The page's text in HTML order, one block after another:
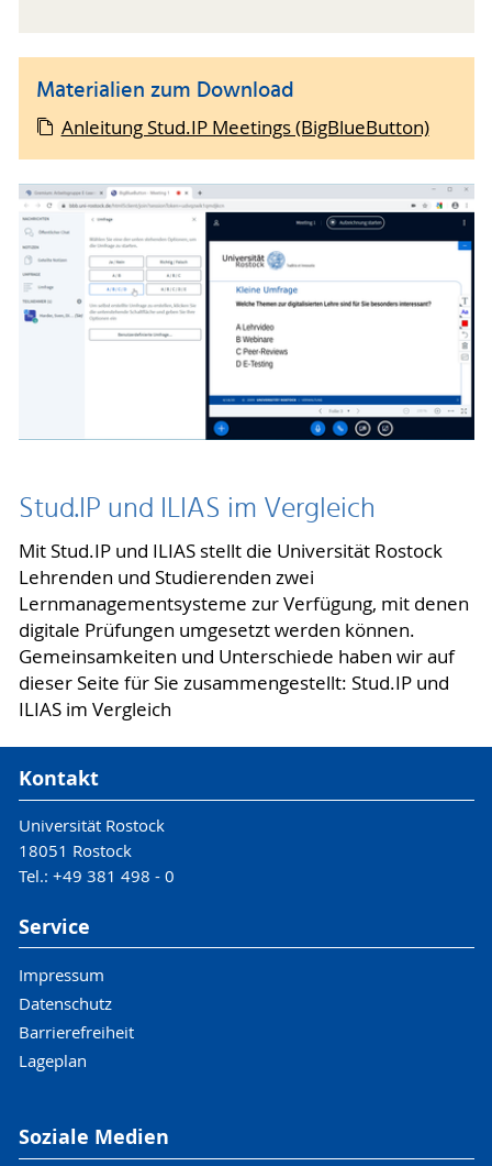
Materialien zum Download
Anleitung Stud.IP Meetings (BigBlueButton)
Stud.IP und ILIAS im Vergleich
Mit Stud.IP und ILIAS stellt die Universität Rostock
Lehrenden und Studierenden zwei
Lernmanagementsysteme zur Verfügung, mit denen
digitale Prüfungen umgesetzt werden können.
Gemeinsamkeiten und Unterschiede haben wir auf
dieser Seite für Sie zusammengestellt: Stud.IP und
ILIAS im Vergleich
Kontakt
Universität Rostock
18051 Rostock
Tel.: +49 381 498 - 0
Service
Impressum
Datenschutz
Barrierefreiheit
Lageplan
Soziale Medien